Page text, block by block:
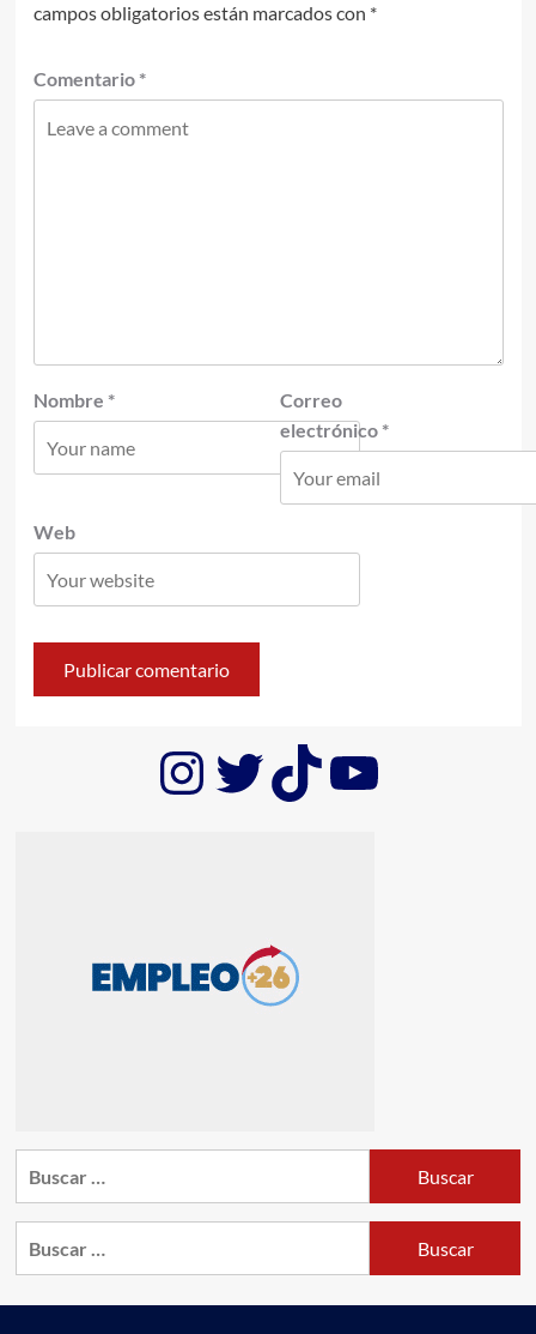
campos obligatorios están marcados con *
Comentario *
Nombre *
Correo
electrónico *
Web
Instagram
Twitter
TikTok